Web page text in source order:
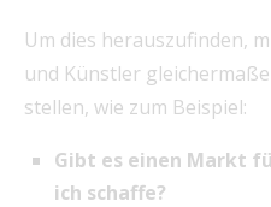
Um dies herauszufinden,
und Künstler
stellen, wie zum Beispiel:
Gibt es einen Markt
ich schaffe?